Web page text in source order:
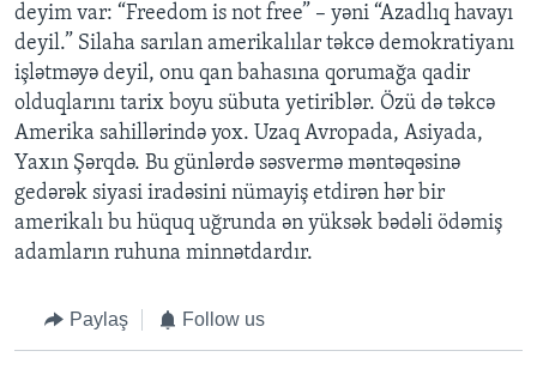
deyim var: “Freedom is not free” – yəni “Azadlıq havayı
deyil.” Silaha sarılan amerikalılar təkcə demokratiyanı
işlətməyə deyil, onu qan bahasına qorumağa qadir
olduqlarını tarix boyu sübuta yetiriblər. Özü də təkcə
Amerika sahillərində yox. Uzaq Avropada, Asiyada,
Yaxın Şərqdə. Bu günlərdə səsvermə məntəqəsinə
gedərək siyasi iradəsini nümayiş etdirən hər bir
amerikalı bu hüquq uğrunda ən yüksək bədəli ödəmiş
adamların ruhuna minnətdardır.
Paylaş Follow us